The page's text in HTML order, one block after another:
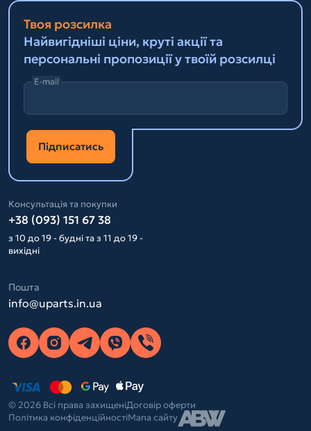
Твоя розсилка
Найвигідніші ціни, круті акції та
персональні пропозиції у твоїй розсилці
E-mail
Підписатись
Консультація та покупки
+38 (093) 151 67 38
з 10 до 19 - будні та з 11 до 19 -
вихідні
Пошта
info@uparts.in.ua
© 2026 Всі права захищеніДоговір оферти
Політика конфіденційностіМапа сайту